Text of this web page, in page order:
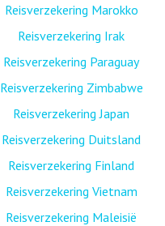
Reisverzekering Marokko
Reisverzekering Irak
Reisverzekering Paraguay
Reisverzekering Zimbabwe
Reisverzekering Japan
Reisverzekering Duitsland
Reisverzekering Finland
Reisverzekering Vietnam
Reisverzekering Maleisië